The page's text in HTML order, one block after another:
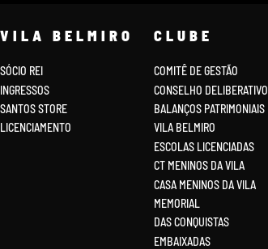
VILA BELMIRO
SÓCIO REI
INGRESSOS
SANTOS STORE
LICENCIAMENTO
CLUBE
COMITÊ DE GESTÃO
CONSELHO DELIBERATIVO
BALANÇOS PATRIMONIAIS
VILA BELMIRO
ESCOLAS LICENCIADAS
CT MENINOS DA VILA
CASA MENINOS DA VILA
MEMORIAL
DAS CONQUISTAS
EMBAIXADAS